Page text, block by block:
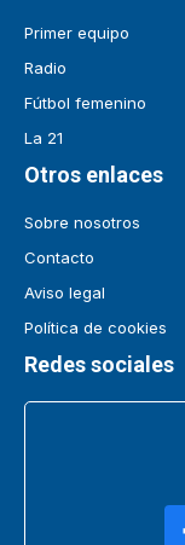
Primer equipo
Radio
Fútbol femenino
La 21
Otros enlaces
Sobre nosotros
Contacto
Aviso legal
Política de cookies
Redes sociales